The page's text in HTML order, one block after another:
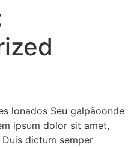
lonados Seu galpãoonde
ipsum dolor sit amet,
dictum semper